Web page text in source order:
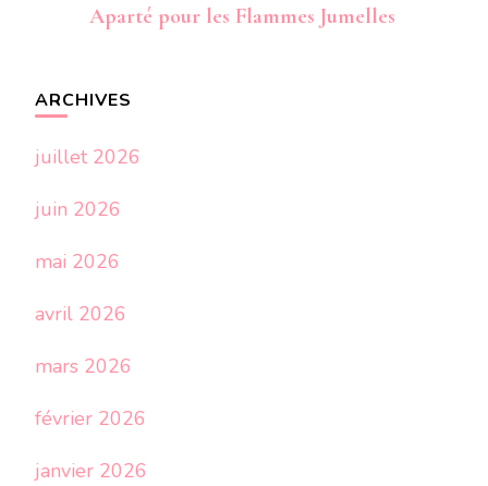
Aparté pour les Flammes Jumelles
ARCHIVES
juillet 2026
juin 2026
mai 2026
avril 2026
mars 2026
février 2026
janvier 2026